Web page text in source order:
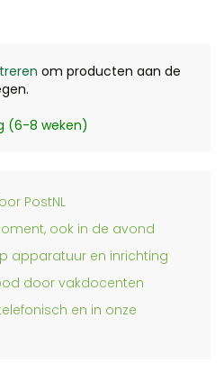
om producten aan de
(6-8 weken)
PostNL
ook in de avond
apparatuur en inrichting
door vakdocenten
en in onze